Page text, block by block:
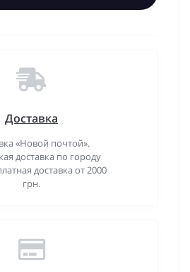
Доставка
«Новой почтой».
доставка по городу
доставка от 2000
грн.